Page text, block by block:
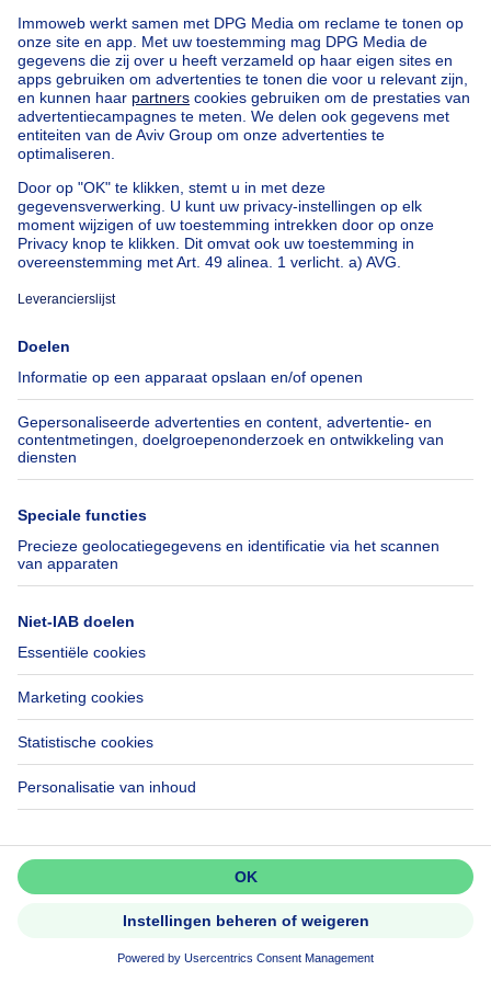
Activeer alert
€ 275.000 275000€
Huis
3 slp.
8820 Torhout
Ruime woning met handelsgedeelte
op gunstige ligging in cen
Activeer meldingen en wees als
eerste op de hoogte van nieuwe